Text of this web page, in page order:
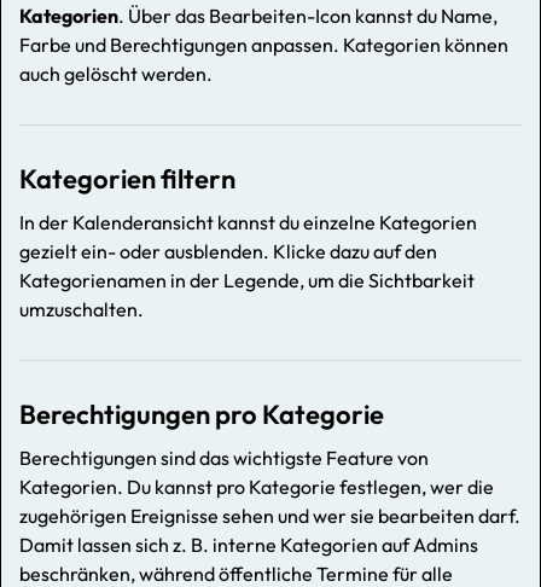
Kategorien. Über das Bearbeiten-Icon kannst du Name,
Farbe und Berechtigungen anpassen. Kategorien können
auch gelöscht werden.
Kategorien filtern
In der Kalenderansicht kannst du einzelne Kategorien
gezielt ein- oder ausblenden. Klicke dazu auf den
Kategorienamen in der Legende, um die Sichtbarkeit
umzuschalten.
Berechtigungen pro Kategorie
Berechtigungen sind das wichtigste Feature von
Kategorien. Du kannst pro Kategorie festlegen, wer die
zugehörigen Ereignisse sehen und wer sie bearbeiten darf.
Damit lassen sich z. B. interne Kategorien auf Admins
beschränken, während öffentliche Termine für alle